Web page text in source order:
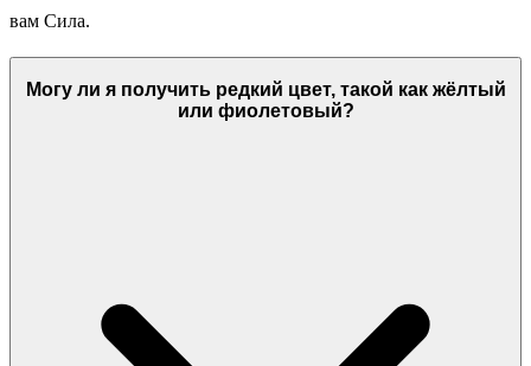
вам Сила.
Могу ли я получить редкий цвет, такой как жёлтый
или фиолетовый?